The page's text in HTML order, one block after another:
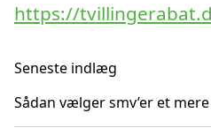
https://
Seneste indlæg
Sådan vælger smv’er et